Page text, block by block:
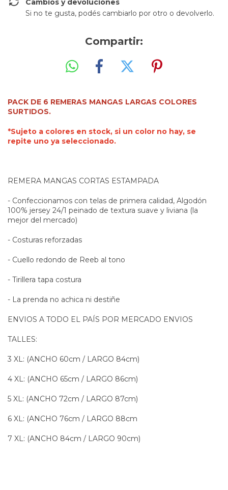
Cambios y devoluciones
Si no te gusta, podés cambiarlo por otro o devolverlo.
Compartir:
PACK DE 6 REMERAS MANGAS LARGAS COLORES
SURTIDOS.
*Sujeto a colores en stock, si un color no hay, se
repite uno ya seleccionado.
REMERA MANGAS CORTAS ESTAMPADA
- Confeccionamos con telas de primera calidad, Algodón
100% jersey 24/1 peinado de textura suave y liviana (la
mejor del mercado)
- Costuras reforzadas
- Cuello redondo de Reeb al tono
- Tirillera tapa costura
- La prenda no achica ni destiñe
ENVIOS A TODO EL PAÍS POR MERCADO ENVIOS
TALLES:
3 XL: (ANCHO 60cm / LARGO 84cm)
4 XL: (ANCHO 65cm / LARGO 86cm)
5 XL: (ANCHO 72cm / LARGO 87cm)
6 XL: (ANCHO 76cm / LARGO 88cm
7 XL: (ANCHO 84cm / LARGO 90cm)